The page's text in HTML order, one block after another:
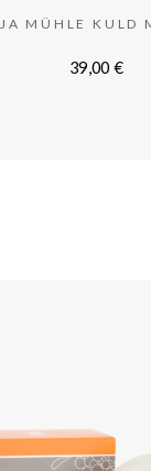
MÜHLE KULD
39,00 €